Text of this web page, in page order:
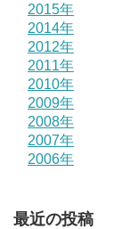
2015年
2014年
2012年
2011年
2010年
2009年
2008年
2007年
2006年
最近の投稿